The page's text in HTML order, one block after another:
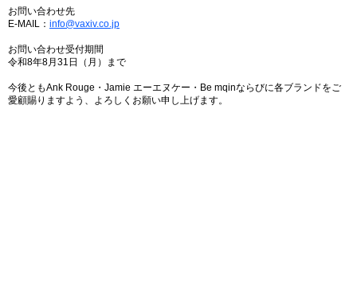
お問い合わせ先
E-MAIL： info@vaxiv.co.jp
お問い合わせ受付期間
令和8年8月31日（月）まで
今後ともAnk Rouge・Jamie エーエヌケー・Be mqinならびに各ブランドをご
愛顧賜りますよう、よろしくお願い申し上げます。